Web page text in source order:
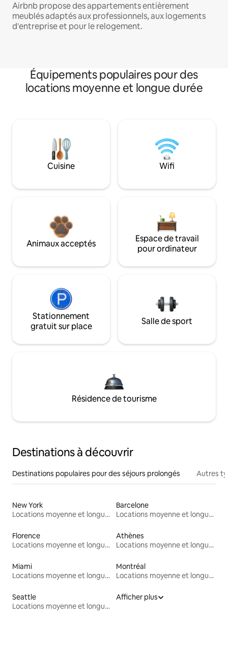
Airbnb propose des appartements entièrement
meublés adaptés aux professionnels, aux logements
d'entreprise et pour le relogement.
Équipements populaires pour des
locations moyenne et longue durée
Cuisine Wifi
Animaux acceptés
Espace de travail
pour ordinateur
Stationnement
gratuit sur place
Salle de sport
Résidence de tourisme
Destinations à découvrir
Destinations populaires pour des séjours prolongés Autres
New York
Locations moyenne et longue durée
Barcelone
Locations moyenne et longue durée
Florence
Locations moyenne et longue durée
Athènes
Locations moyenne et longue durée
Miami
Locations moyenne et longue durée
Montréal
Locations moyenne et longue durée
Seattle
Locations moyenne et longue durée
Afficher plus